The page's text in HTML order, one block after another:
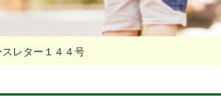
レター１４４号